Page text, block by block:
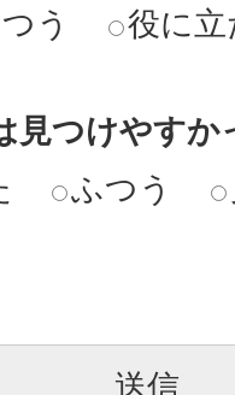
う 役に
見つけやすか
ふつう